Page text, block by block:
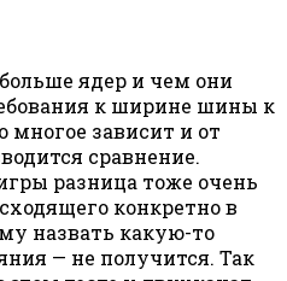
ядер и чем они
к ширине шины к
многое зависит и от
сравнение.
разница тоже очень
конкретно в
назвать какую-то
— не получится. Так